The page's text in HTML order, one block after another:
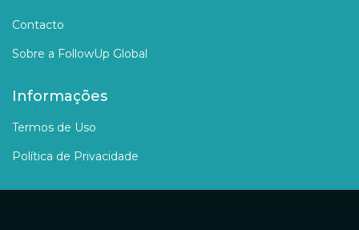
Contacto
Sobre a FollowUp Global
Informações
Termos de Uso
Política de Privacidade